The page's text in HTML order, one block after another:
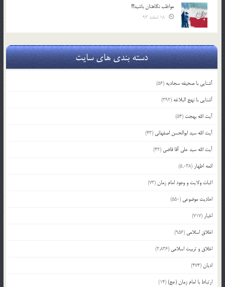
مواظب نگاهتان باشید!!!
دسته بندی های سایت
آشنایی با صحیفه سجادیه (56)
آشنایی با نهج البلاغه (392)
آیت الله بهجت (54)
آیت الله سید ابوالحسن اصفهانی (43)
آیت الله سید علی آقا قاضی (42)
ائمه اطهار (5,038)
اثبات ولایت و وجود امام زمان(73)
احادیث موضوعی (550)
اخبار (717)
اخلاق اسلامی (956)
اخلاق و تربیت اسلامی (2,836)
ادیان(474)
ارتباط با امام زمان (عج)(14)